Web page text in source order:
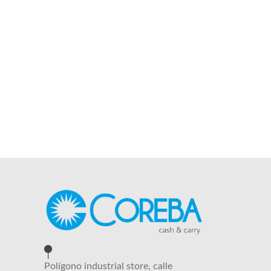
Polígono industrial store, calle